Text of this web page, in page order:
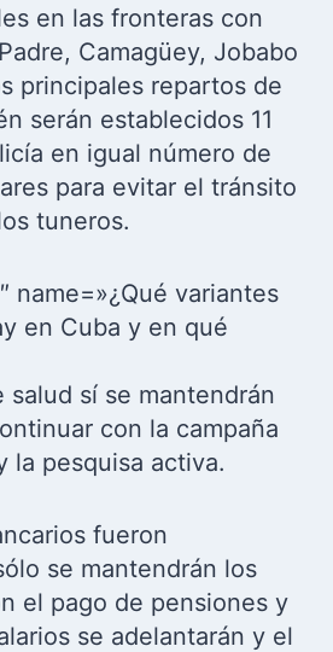
en las fronteras con
Camagüey, Jobabo
principales repartos de
serán establecidos 11
en igual número de
para evitar el tránsito
tuneros.
name=»¿Qué variantes
en Cuba y en qué
salud sí se mantendrán
con la campaña
la pesquisa activa.
fueron
se mantendrán los
el pago de pensiones y
se adelantarán y el